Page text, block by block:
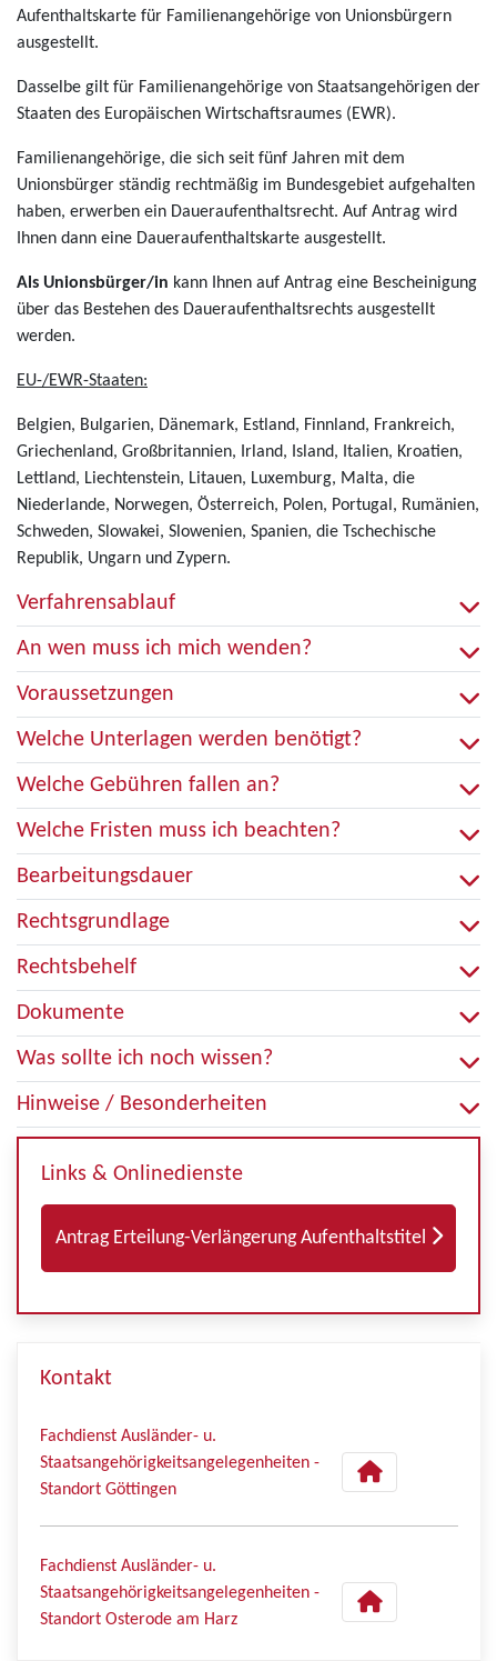
Aufenthaltskarte für Familienangehörige von Unionsbürgern
ausgestellt.
Dasselbe gilt für Familienangehörige von Staatsangehörigen der
Staaten des Europäischen Wirtschaftsraumes (EWR).
Familienangehörige, die sich seit fünf Jahren mit dem
Unionsbürger ständig rechtmäßig im Bundesgebiet aufgehalten
haben, erwerben ein Daueraufenthaltsrecht. Auf Antrag wird
Ihnen dann eine Daueraufenthaltskarte ausgestellt.
Als Unionsbürger/in kann Ihnen auf Antrag eine Bescheinigung
über das Bestehen des Daueraufenthaltsrechts ausgestellt
werden.
EU-/EWR-Staaten:
Belgien, Bulgarien, Dänemark, Estland, Finnland, Frankreich,
Griechenland, Großbritannien, Irland, Island, Italien, Kroatien,
Lettland, Liechtenstein, Litauen, Luxemburg, Malta, die
Niederlande, Norwegen, Österreich, Polen, Portugal, Rumänien,
Schweden, Slowakei, Slowenien, Spanien, die Tschechische
Republik, Ungarn und Zypern.
Verfahrensablauf
An wen muss ich mich wenden?
Voraussetzungen
Welche Unterlagen werden benötigt?
Welche Gebühren fallen an?
Welche Fristen muss ich beachten?
Bearbeitungsdauer
Rechtsgrundlage
Rechtsbehelf
Dokumente
Was sollte ich noch wissen?
Hinweise / Besonderheiten
Links & Onlinedienste
Antrag Erteilung-Verlängerung Aufenthaltstitel
Kontakt
Fachdienst Ausländer- u.
Staatsangehörigkeitsangelegenheiten -
Standort Göttingen
Fachdienst Ausländer- u.
Staatsangehörigkeitsangelegenheiten -
Standort Osterode am Harz